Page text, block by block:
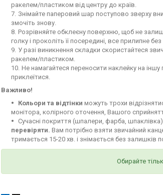
ракелем/пластиком від центру до країв.
Знімайте паперовий шар поступово зверху
змочіть знову.
Розрівняйте обклеєну поверхню, щоб не
голку і проколіть її посередині, все прилипне
У разі виникнення складки скористайтеся
ракелем/пластиком.
Не намагайтеся переносити наклейку на
приклеїтися.
Важливо!
Кольори та відтінки можуть трохи
монітора, колірного оточення, Вашого
Сучасні покриття (шпалери, фарба, шпаклівка)
перевіряти. Вам потрібно взяти звичайний
тримається 15-20 хв. і знімається без залишків
Обирайте